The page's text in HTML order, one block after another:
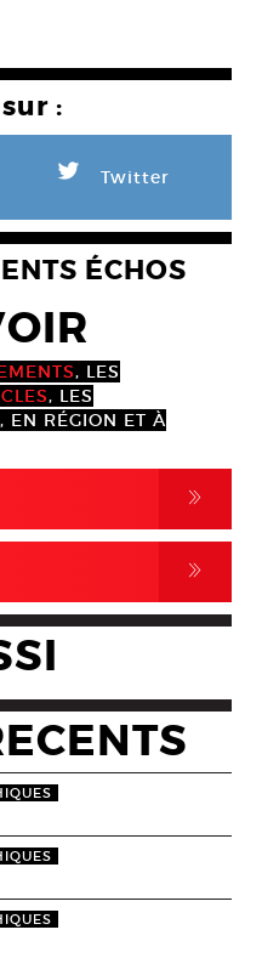
:
L Twitter
ÉCHOS
, LES
, LES
EN RÉGION ET À
,
,